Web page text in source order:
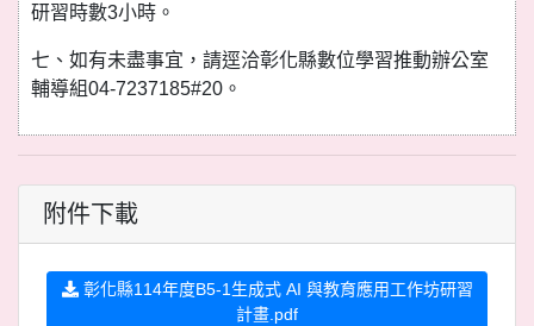
研習時數3小時。
七、如有未盡事宜，請逕洽彰化縣數位學習推動辦公室
輔導組04-7237185#20。
附件下載
彰化縣114年度B5-1生成式 AI 與教育應用工作坊研習
計畫.pdf